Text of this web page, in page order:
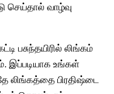
செய்தால் வாழ்வு
பசுந்தயிரில் லிங்கம்
இப்படியாக உங்கள்
லிங்கத்தை பிரதிஷ்டை